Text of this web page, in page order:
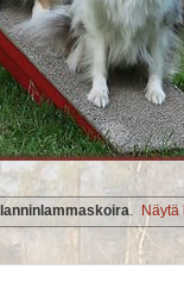
. Näytä